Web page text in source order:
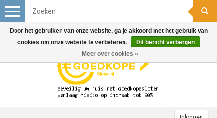
Toggle
navigation
Door het gebruiken van onze website, ga je akkoord met het gebruik van
cookies om onze website te verbeteren.
Dit bericht verbergen
Meer over cookies »